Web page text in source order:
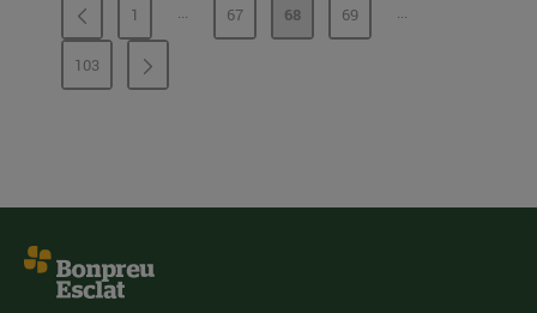
PÀGINA
1 ...PÀGINES INTERMÈDIES
PÀGINA
67 PÀGINA
68 PÀGINA
69 ...PÀGINES
PÀGINA
103